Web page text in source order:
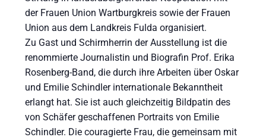
der Frauen Union Wartburgkreis sowie der Frauen
Union aus dem Landkreis Fulda organisiert.
Zu Gast und Schirmherrin der Ausstellung ist die
renommierte Journalistin und Biografin Prof. Erika
Rosenberg-Band, die durch ihre Arbeiten über Oskar
und Emilie Schindler internationale Bekanntheit
erlangt hat. Sie ist auch gleichzeitig Bildpatin des
von Schäfer geschaffenen Portraits von Emilie
Schindler. Die couragierte Frau, die gemeinsam mit